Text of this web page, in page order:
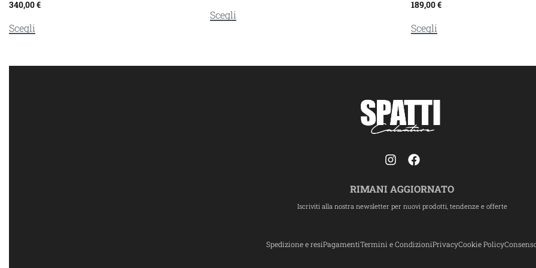
340,00€
Scegli
Scegli
189,00€
Scegli
RIMANI AGGIORNATO
Iscriviti alla nostra newsletter per nuovi prodotti, tendenze e offerte
Spedizione e resiPagamentiTermini e CondizioniPrivacyCookie Policy